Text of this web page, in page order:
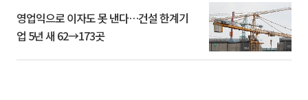
영업익으로 이자도 못 낸다…건설 한계기
업 5년 새 62→173곳